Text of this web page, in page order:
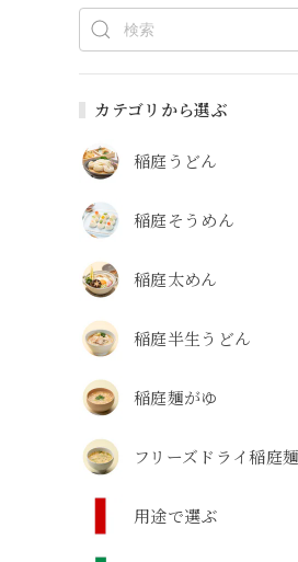
カテゴリから選ぶ
稲庭うどん
稲庭そうめん
稲庭太めん
稲庭半生うどん
稲庭麺がゆ
フリーズドライ稲庭
用途で選ぶ